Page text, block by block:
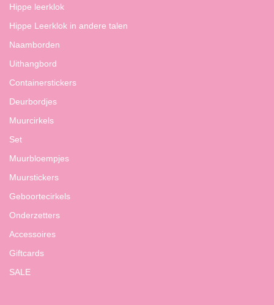
Hippe leerklok
Hippe Leerklok in andere talen
Naamborden
Uithangbord
Containerstickers
Deurbordjes
Muurcirkels
Set
Muurbloempjes
Muurstickers
Geboortecirkels
Onderzetters
Accessoires
Giftcards
SALE